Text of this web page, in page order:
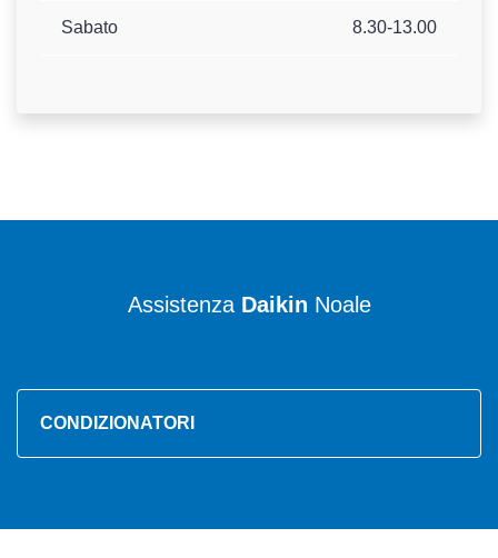
Sabato 8.30-13.00
Assistenza Daikin Noale
CONDIZIONATORI